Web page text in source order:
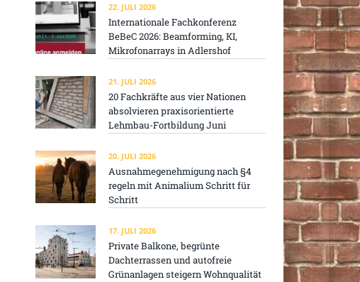
22. JULI 2026
Internationale Fachkonferenz
BeBeC 2026: Beamforming, KI,
Mikrofonarrays in Adlershof
21. JULI 2026
20 Fachkräfte aus vier Nationen
absolvieren praxisorientierte
Lehmbau-Fortbildung Juni
20. JULI 2026
Ausnahmegenehmigung nach §4
regeln mit Animalium Schritt für
Schritt
17. JULI 2026
Private Balkone, begrünte
Dachterrassen und autofreie
Grünanlagen steigern Wohnqualität